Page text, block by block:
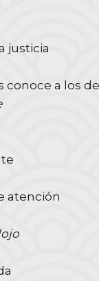
justicia
conoce a los
atención